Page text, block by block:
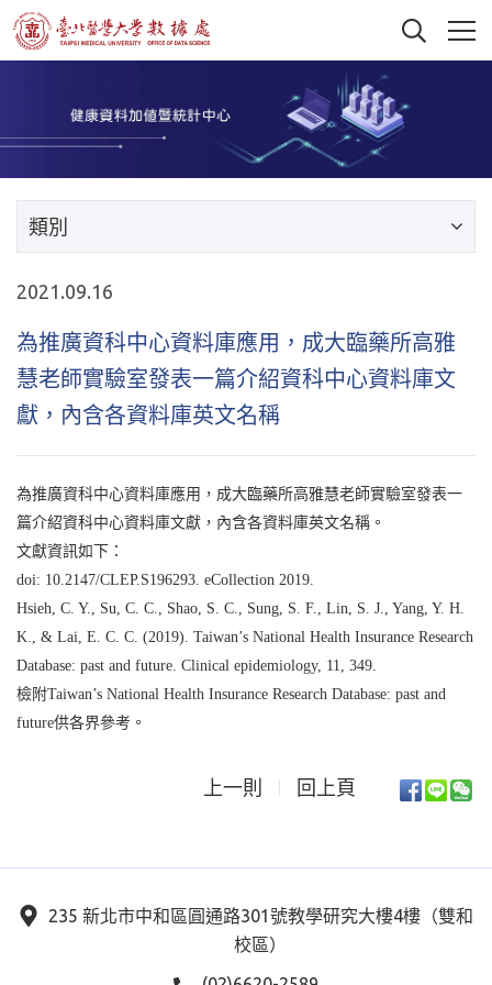
類別
2021.09.16
為推廣資科中心資料庫應用，成大臨藥所高雅
慧老師實驗室發表一篇介紹資科中心資料庫文
獻，內含各資料庫英文名稱
為推廣資科中心資料庫應用，成大臨藥所高雅慧老師實驗室發表一
篇介紹資科中心資料庫文獻，內含各資料庫英文名稱。
文獻資訊如下：
doi: 10.2147/CLEP.S196293. eCollection 2019.
Hsieh, C. Y., Su, C. C., Shao, S. C., Sung, S. F., Lin, S. J., Yang, Y. H.
K., & Lai, E. C. C. (2019). Taiwan’s National Health Insurance Research
Database: past and future. Clinical epidemiology, 11, 349.
檢附Taiwan’s National Health Insurance Research Database: past and
future供各界參考。
上一則 回上頁
235 新北市中和區圓通路301號教學研究大樓4樓（雙和
校區）